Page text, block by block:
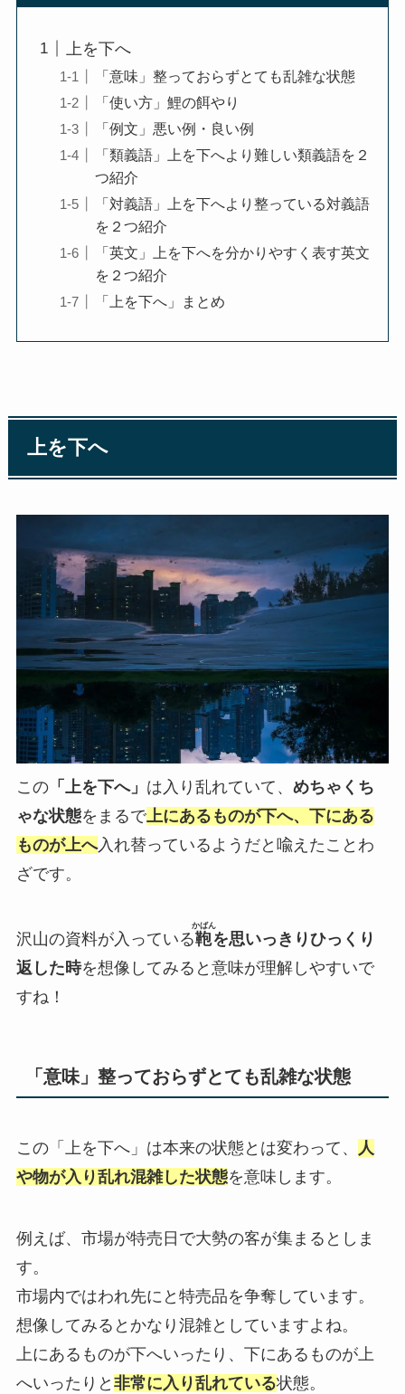
上を下へ
「意味」整っておらずとても乱雑な状態
「使い方」鯉の餌やり
「例文」悪い例・良い例
「類義語」上を下へより難しい類義語を２
つ紹介
「対義語」上を下へより整っている対義語
を２つ紹介
「英文」上を下へを分かりやすく表す英文
を２つ紹介
「上を下へ」まとめ
上を下へ
この「上を下へ」 は入り乱れていて、 めちゃくち
ゃな状態をまるで上にあるものが下へ、下にある
ものが上へ入れ替っているようだと喩えたことわ
ざです。
沢山の資料が入っている鞄
かばん
を思いっきりひっくり
返した時を想像してみると意味が理解しやすいで
すね！
「意味」整っておらずとても乱雑な状態
この「上を下へ」は本来の状態とは変わって、
人
や物が入り乱れ混雑した状態を意味します。
例えば、市場が特売日で大勢の客が集まるとしま
す。
市場内ではわれ先にと特売品を争奪しています。
想像してみるとかなり混雑としていますよね。
上にあるものが下へいったり、下にあるものが上
へいったりと 非常に入り乱れている状態。